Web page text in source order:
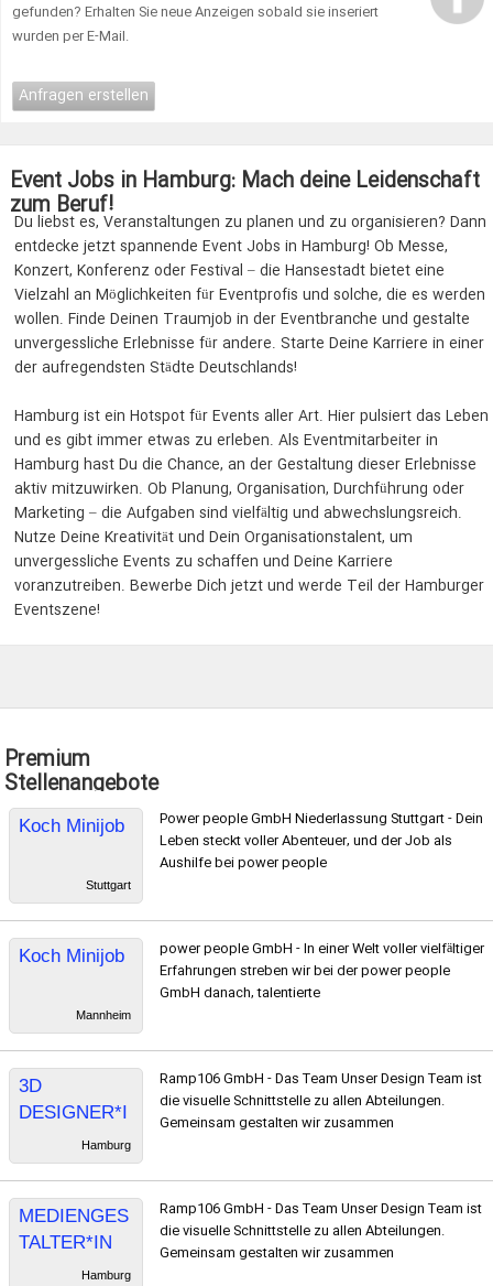
gefunden? Erhalten Sie neue Anzeigen sobald sie inseriert
wurden per E-Mail.
Anfragen erstellen
Event Jobs in Hamburg: Mach deine Leidenschaft
zum Beruf!
Du liebst es, Veranstaltungen zu planen und zu organisieren? Dann
entdecke jetzt spannende Event Jobs in Hamburg! Ob Messe,
Konzert, Konferenz oder Festival – die Hansestadt bietet eine
Vielzahl an Möglichkeiten für Eventprofis und solche, die es werden
wollen. Finde Deinen Traumjob in der Eventbranche und gestalte
unvergessliche Erlebnisse für andere. Starte Deine Karriere in einer
der aufregendsten Städte Deutschlands!
Hamburg ist ein Hotspot für Events aller Art. Hier pulsiert das Leben
und es gibt immer etwas zu erleben. Als Eventmitarbeiter in
Hamburg hast Du die Chance, an der Gestaltung dieser Erlebnisse
aktiv mitzuwirken. Ob Planung, Organisation, Durchführung oder
Marketing – die Aufgaben sind vielfältig und abwechslungsreich.
Nutze Deine Kreativität und Dein Organisationstalent, um
unvergessliche Events zu schaffen und Deine Karriere
voranzutreiben. Bewerbe Dich jetzt und werde Teil der Hamburger
Eventszene!
Premium
Stellenangebote
Koch Minijob
Stuttgart
Power people GmbH Niederlassung Stuttgart - Dein
Leben steckt voller Abenteuer, und der Job als
Aushilfe bei power people
Koch Minijob
Mannheim
power people GmbH - In einer Welt voller vielfältiger
Erfahrungen streben wir bei der power people
GmbH danach, talentierte
3D
DESIGNER*I
N FESTIVAL
& EVENTS
Hamburg
Ramp106 GmbH - Das Team Unser Design Team ist
die visuelle Schnittstelle zu allen Abteilungen.
Gemeinsam gestalten wir zusammen
MEDIENGES
TALTER*IN
FESTIVAL &
Hamburg
Ramp106 GmbH - Das Team Unser Design Team ist
die visuelle Schnittstelle zu allen Abteilungen.
Gemeinsam gestalten wir zusammen